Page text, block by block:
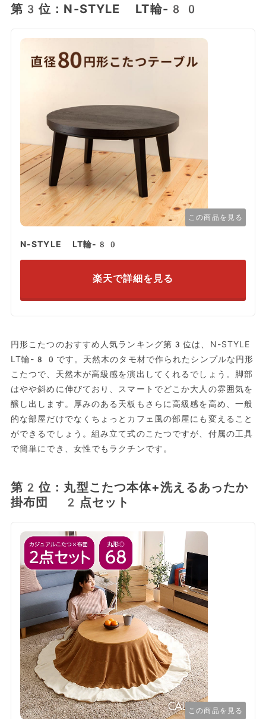
第3位：N-STYLE LT輪-80
この商品を見る
N-STYLE LT輪-80
楽天で詳細を見る
円形こたつのおすすめ人気ランキング第3位は、N-STYLE
LT輪-80です。天然木のタモ材で作られたシンプルな円形
こたつで、天然木が高級感を演出してくれるでしょう。脚部
はやや斜めに伸びており、スマートでどこか大人の雰囲気を
醸し出します。厚みのある天板もさらに高級感を高め、一般
的な部屋だけでなくちょっとカフェ風の部屋にも変えること
ができるでしょう。組み立て式のこたつですが、付属の工具
で簡単にでき、女性でもラクチンです。
第2位：丸型こたつ本体+洗えるあったか
掛布団 2点セット
この商品を見る